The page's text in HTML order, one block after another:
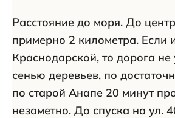
Расстояние до моря. До
примерно 2 километра. Если
Краснодарской, то дорога не
сенью деревьев, по
по старой Анапе 20 минут
незаметно. До спуска на ул.